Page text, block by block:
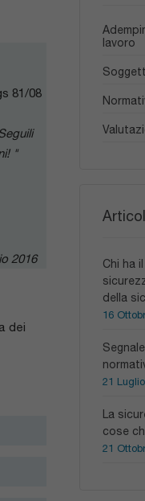
Aggiornamento PES PAV PEI
81/08
"
2016
dei
lavoro
Chi ha
della
16
21
La
cose
21